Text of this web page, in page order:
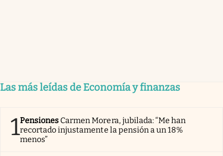
Las más leídas de Economía y finanzas
1Pensiones Carmen Morera, jubilada: “Me han
recortado injustamente la pensión a un 18%
menos”